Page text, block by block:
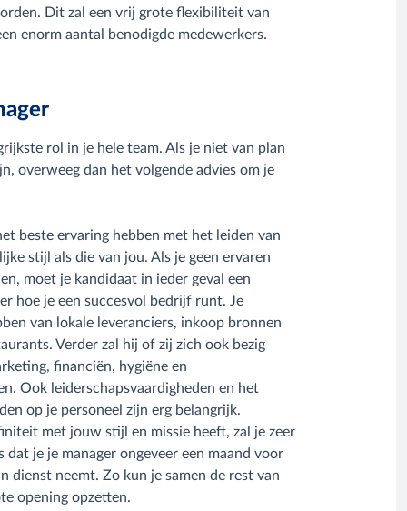
Dit zal een vrij grote flexibiliteit van
enorm aantal benodigde medewerkers.
rol in je hele team. Als je niet van plan
overweeg dan het volgende advies om je
beste ervaring hebben met het leiden van
stijl als die van jou. Als je geen ervaren
moet je kandidaat in ieder geval een
hoe je een succesvol bedrijf runt. Je
van lokale leveranciers, inkoop bronnen
Verder zal hij of zij zich ook bezig
financiën, hygiëne en
Ook leiderschapsvaardigheden en het
op je personeel zijn erg belangrijk.
met jouw stijl en missie heeft, zal je zeer
dat je je manager ongeveer een maand voor
dienst neemt. Zo kun je samen de rest van
opening opzetten.